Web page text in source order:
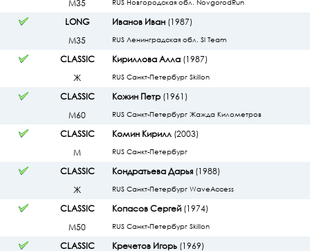
М35 RUS Новгородская обл. NovgorodRun
LONG
М35
Иванов Иван(1987)
RUS Ленинградская обл. Sl Team
CLASSIC
Ж
Кириллова Алла(1987)
RUS Санкт-Петербург Skillon
CLASSIC
М60
Кожин Петр(1961)
RUS Санкт-Петербург Жажда Километров
CLASSIC
М
Комин Кирилл(2003)
RUS Санкт-Петербург
CLASSIC
Ж
Кондратьева Дарья(1988)
RUS Санкт-Петербург WaveAccess
CLASSIC
М50
Копасов Сергей(1974)
RUS Санкт-Петербург Skillon
CLASSIC
Кречетов Игорь(1969)